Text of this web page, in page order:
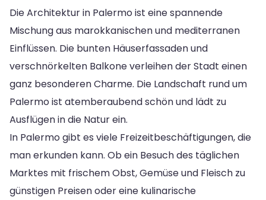
Die Architektur in Palermo ist eine spannende
Mischung aus marokkanischen und mediterranen
Einflüssen. Die bunten Häuserfassaden und
verschnörkelten Balkone verleihen der Stadt einen
ganz besonderen Charme. Die Landschaft rund um
Palermo ist atemberaubend schön und lädt zu
Ausflügen in die Natur ein.
In Palermo gibt es viele Freizeitbeschäftigungen, die
man erkunden kann. Ob ein Besuch des täglichen
Marktes mit frischem Obst, Gemüse und Fleisch zu
günstigen Preisen oder eine kulinarische